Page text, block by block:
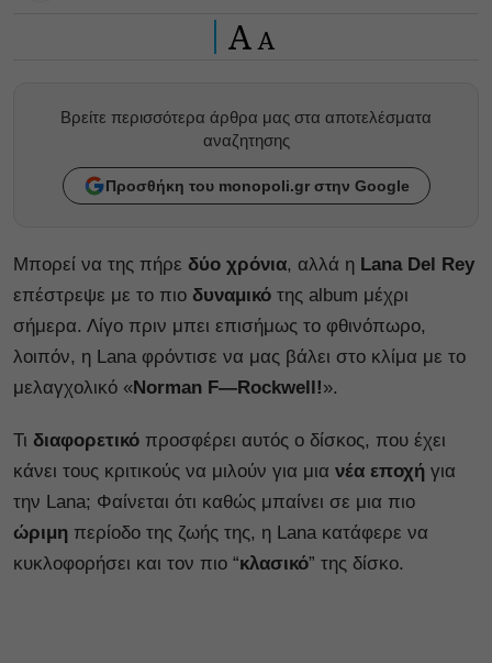
A A
Βρείτε περισσότερα άρθρα μας στα αποτελέσματα
αναζητησης
Προσθήκη του monopoli.gr στην Google
Μπορεί να της πήρε δύο χρόνια, αλλά η Lana Del Rey
επέστρεψε με το πιο δυναμικό της album μέχρι
σήμερα. Λίγο πριν μπει επισήμως το φθινόπωρο,
λοιπόν, η Lana φρόντισε να μας βάλει στο κλίμα με το
μελαγχολικό «Norman F—Rockwell!».
Τι διαφορετικό προσφέρει αυτός ο δίσκος, που έχει
κάνει τους κριτικούς να μιλούν για μια νέα εποχή για
την Lana; Φαίνεται ότι καθώς μπαίνει σε μια πιο
ώριμη περίοδο της ζωής της, η Lana κατάφερε να
κυκλοφορήσει και τον πιο “κλασικό” της δίσκο.